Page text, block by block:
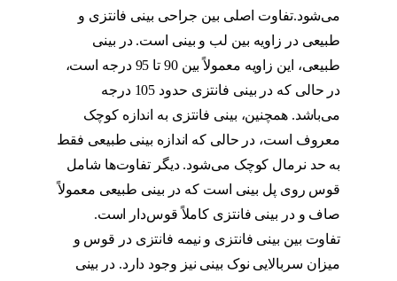
می‌شود.تفاوت اصلی بین جراحی بینی فانتزی و
طبیعی در زاویه بین لب و بینی است. در بینی
طبیعی، این زاویه معمولاً بین 90 تا 95 درجه است،
در حالی که در بینی فانتزی حدود 105 درجه
می‌باشد. همچنین، بینی فانتزی به اندازه کوچک
معروف است، در حالی که اندازه بینی طبیعی فقط
به حد نرمال کوچک می‌شود. دیگر تفاوت‌ها شامل
قوس روی پل بینی است که در بینی طبیعی معمولاً
صاف و در بینی فانتزی کاملاً قوس‌دار است.
تفاوت بین بینی فانتزی و نیمه فانتزی در قوس و
میزان سربالایی نوک بینی نیز وجود دارد. در بینی